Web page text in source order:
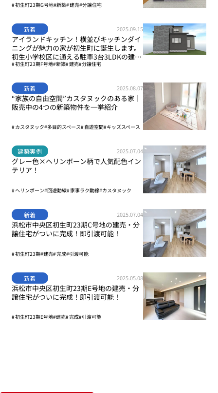
初生町23期G号地 新築 建売 分譲住宅
新着 2025.09.15
アイランドキッチン！横並びキッチンダイ
ニングが魅力の家が初生町に誕生します。
初生小学校区に通える駐車3台3LDKの建
売・分譲住宅
初生町23期F号地 新築 建売 分譲住宅
新着 2025.08.07
“家族の自由空間”カスタヌックのある家｜
販売中の4つの新築物件を一挙紹介
カスタヌック 多目的スペース 自遊空間 キッズスペース
建築実例 2025.07.04
グレー色×ヘリンボーン柄で人気配色イン
テリア！
ヘリンボーン 回遊動線 家事ラク動線 カスタヌック
新着 2025.07.04
浜松市中央区初生町23期C号地の建売・分
譲住宅がついに完成！即引渡可能！
初生町23期 建売 完成 引渡可能
新着 2025.05.08
浜松市中央区初生町23期E号地の建売・分
譲住宅がついに完成！即引渡可能！
初生町23期E号地 建売 完成 引渡可能